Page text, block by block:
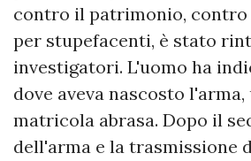
contro il patrimonio, contro
per stupefacenti, è stato
investigatori. L'uomo ha
dove aveva nascosto
matricola abrasa. Dopo il
dell'arma e la trasmissione